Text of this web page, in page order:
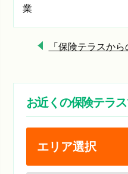
業
「保険テラスか
お近くの保険テラ